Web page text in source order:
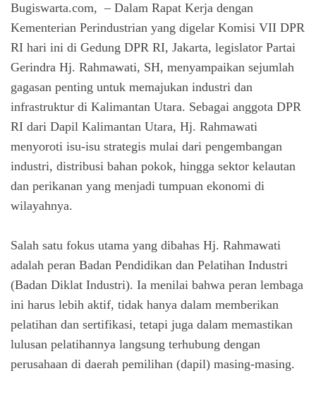
Bugiswarta.com, – Dalam Rapat Kerja dengan
Kementerian Perindustrian yang digelar Komisi VII DPR
RI hari ini di Gedung DPR RI, Jakarta, legislator Partai
Gerindra Hj. Rahmawati, SH, menyampaikan sejumlah
gagasan penting untuk memajukan industri dan
infrastruktur di Kalimantan Utara. Sebagai anggota DPR
RI dari Dapil Kalimantan Utara, Hj. Rahmawati
menyoroti isu-isu strategis mulai dari pengembangan
industri, distribusi bahan pokok, hingga sektor kelautan
dan perikanan yang menjadi tumpuan ekonomi di
wilayahnya.
Salah satu fokus utama yang dibahas Hj. Rahmawati
adalah peran Badan Pendidikan dan Pelatihan Industri
(Badan Diklat Industri). Ia menilai bahwa peran lembaga
ini harus lebih aktif, tidak hanya dalam memberikan
pelatihan dan sertifikasi, tetapi juga dalam memastikan
lulusan pelatihannya langsung terhubung dengan
perusahaan di daerah pemilihan (dapil) masing-masing.